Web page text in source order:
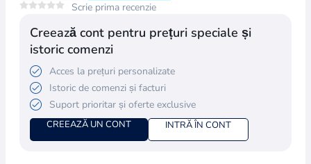
Scrie prima recenzie
Creează cont pentru prețuri speciale și
istoric comenzi
Acces la prețuri personalizate
Istoric de comenzi și facturi
Suport prioritar și oferte exclusive
CREEAZĂ UN CONT INTRĂ ÎN CONT